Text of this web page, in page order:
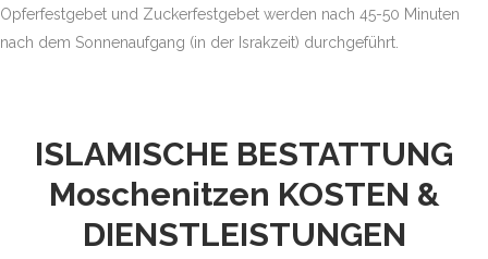
Opferfestgebet und Zuckerfestgebet werden nach 45-50 Minuten
nach dem Sonnenaufgang (in der Israkzeit) durchgeführt.
ISLAMISCHE BESTATTUNG
Moschenitzen KOSTEN &
DIENSTLEISTUNGEN